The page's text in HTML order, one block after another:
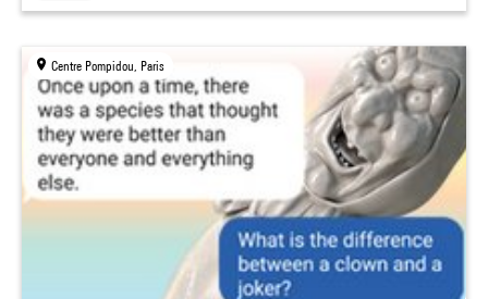
Centre Pompidou, Paris